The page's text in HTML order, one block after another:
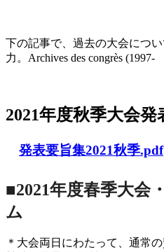
下の記事で、過去の大会につ
力。Archives des congrès
2021年度秋季大会発
発表要旨集2021秋季.pdf
■2021年度春季大会
ム
＊大会両日にわたって、通常